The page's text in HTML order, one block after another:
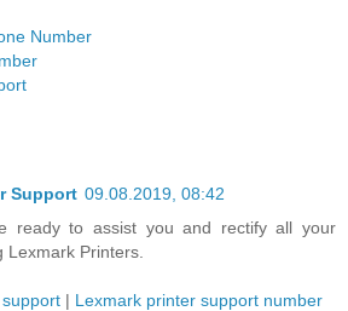
Number
Support 09.08.2019, 08:42
ready to assist you and rectify all your
Lexmark Printers.
| Lexmark printer support number